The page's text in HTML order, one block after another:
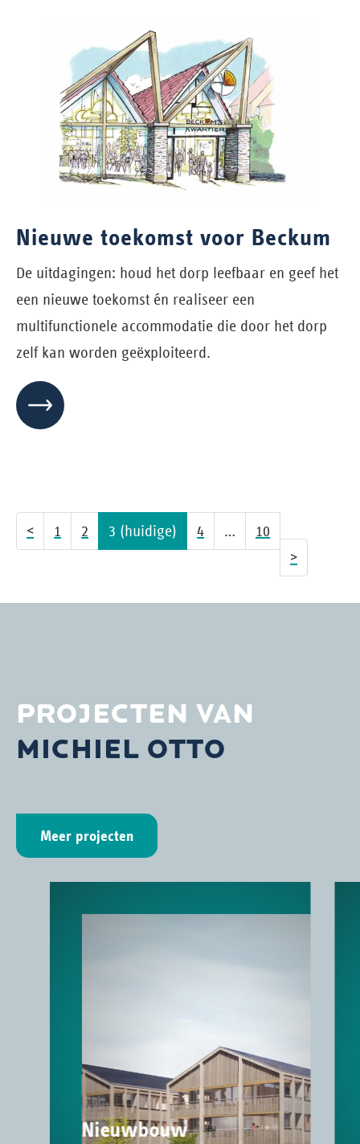
Nieuwe toekomst voor Beckum
De uitdagingen: houd het dorp leefbaar en geef het
een nieuwe toekomst én realiseer een
multifunctionele accommodatie die door het dorp
zelf kan worden geëxploiteerd.
< 1 2 3 (huidige) 4 …
10
>
PROJECTEN VAN
MICHIEL OTTO
Meer projecten
Nieuwbouw